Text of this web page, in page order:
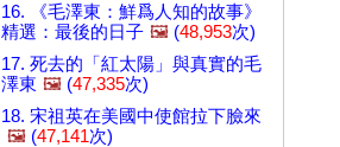
16. 《毛澤東：鮮爲人知的故事》
精選：最後的日子 🖼️ (48,953次)
17. 死去的「紅太陽」與真實的毛
澤東 🖼️ (47,335次)
18. 宋祖英在美國中使館拉下臉來
🖼️ (47,141次)